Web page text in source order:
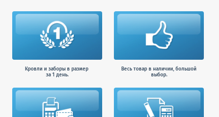
Кровли и заборы в размер
за 1 день.
Весь товар в наличии, большой
выбор.